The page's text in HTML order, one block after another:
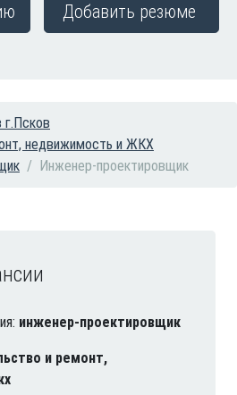
Добавить резюме
г.Псков
недвижимость и ЖКХ
Инженер-проектировщик
инженер-проектировщик
и ремонт,